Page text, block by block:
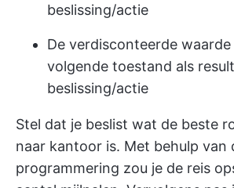
beslissing/actie
De verdisconteerde
volgende toestand als
beslissing/actie
Stel dat je beslist wat de beste
naar kantoor is. Met behulp van
programmering zou je de reis